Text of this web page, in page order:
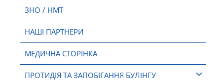
ЗНО / НМТ
НАШІ ПАРТНЕРИ
МЕДИЧНА СТОРІНКА
ПРОТИДІЯ ТА ЗАПОБІГАННЯ БУЛІНГУ